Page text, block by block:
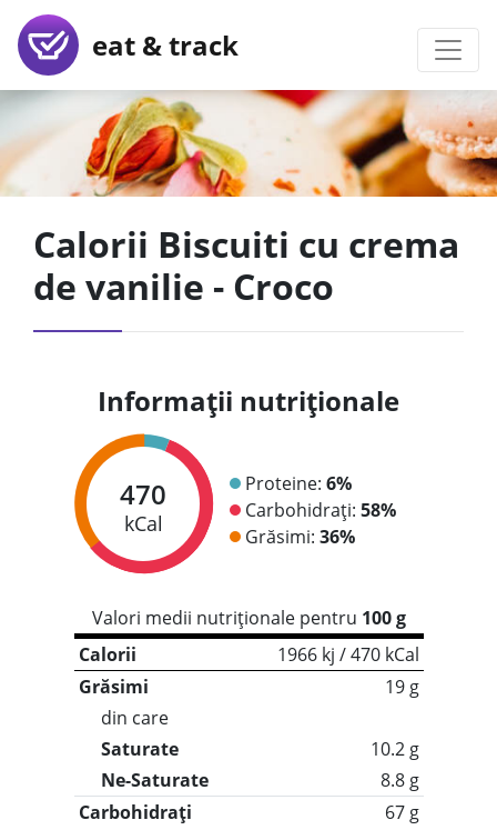
eat & track
Calorii Biscuiti cu crema
de vanilie - Croco
Informații nutriționale
470
kCal
Proteine: 6%
Carbohidrați: 58%
Grăsimi: 36%
Valori medii nutriționale pentru 100 g
Calorii
1966 kj / 470 kCal
Grăsimi
19 g
din care
Saturate
10.2 g
Ne-Saturate
8.8 g
Carbohidrați
67 g